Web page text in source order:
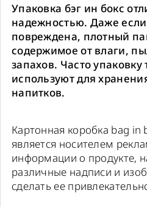
Упаковка бэг ин бокс
надежностью. Даже если
повреждена, плотный
содержимое от влаги,
запахов. Часто упаковку
используют для
напитков.
Картонная коробка bag in
является носителем
информации о продукте,
различные надписи и
сделать ее